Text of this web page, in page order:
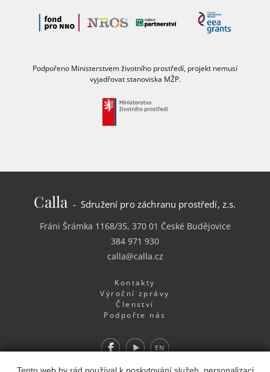
Podpořeno Ministerstvem životního prostředí, projekt nemusí
vyjadřovat stanoviska MŽP.
Calla - Sdružení pro záchranu prostředí, z.s.
Fráni Šrámka 1168/35, 370 01 České Budějovice
384 971 930
calla@calla.cz
Kontakty
Výroční zprávy
Členství
Podpořte nás
FacebookYoutube EN